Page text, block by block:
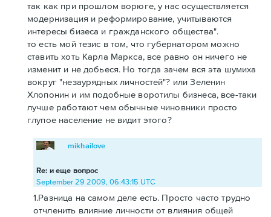
так как при прошлом ворюге, у нас осуществляется
модернизация и реформирование, учитываются
интересы бизеса и гражданского общества".
то есть мой тезис в том, что губернатором можно
ставить хоть Карла Маркса, все равно он ничего не
изменит и не добьеся. Но тогда зачем вся эта шумиха
вокруг "незаурядных личностей"? или Зеленин
Хлопонин и им подобные воротилы бизнеса, все-таки
лучше работают чем обычные чиновники просто
глупое население не видит этого?
Re: и еще вопрос
mikhailove
September 29 2009, 06:43:15 UTC
1.Разница на самом деле есть. Просто часто трудно
отчленить влияние личности от влияния общей